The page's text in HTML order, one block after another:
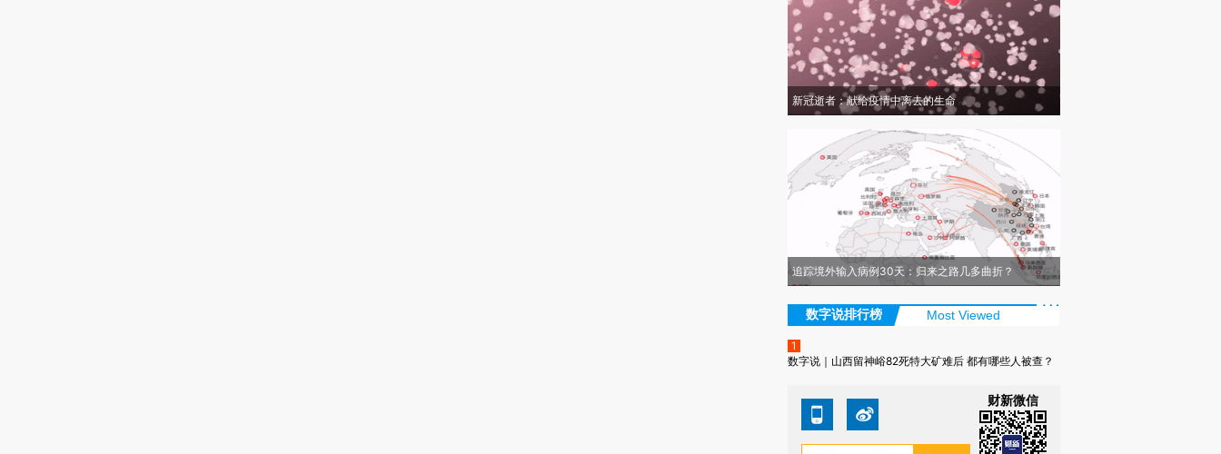
新冠逝者：献给疫情中离去的生命
追踪境外输入病例30天：归来之路几多曲折？
数字说排行榜 Most Viewed
1
数字说｜山西留神峪82死特大矿难后 都有哪些人被查？
财新微信